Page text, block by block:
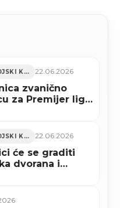
ZENIČKO-DOBOJSKI KANTON 22.06.2026
zvanično
za Premijer ligu
ZENIČKO-DOBOJSKI KANTON 22.06.2026
će se graditi
dvorana i